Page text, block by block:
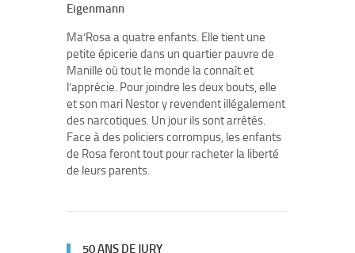
Eigenmann
Ma’Rosa a quatre enfants. Elle tient une
petite épicerie dans un quartier pauvre de
Manille où tout le monde la connaît et
l’apprécie. Pour joindre les deux bouts, elle
et son mari Nestor y revendent illégalement
des narcotiques. Un jour ils sont arrêtés.
Face à des policiers corrompus, les enfants
de Rosa feront tout pour racheter la liberté
de leurs parents.
50 ANS DE JURY